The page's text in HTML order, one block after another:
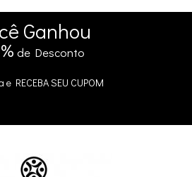
no Pix e Boleto
Ganhou
de Desconto
e RECEBA SEU CUPOM